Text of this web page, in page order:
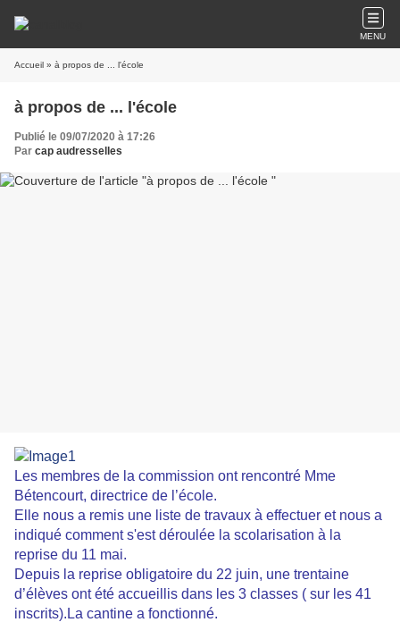
MENU
Accueil » à propos de ... l'école
à propos de ... l'école
Publié le 09/07/2020 à 17:26
Par cap audresselles
Les membres de la commission ont rencontré Mme
Bétencourt, directrice de l’école.
Elle nous a remis une liste de travaux à effectuer et nous a
indiqué comment s'est déroulée la scolarisation à la
reprise du 11 mai.
Depuis la reprise obligatoire du 22 juin, une trentaine
d’élèves ont été accueillis dans les 3 classes ( sur les 41
inscrits).La cantine a fonctionné.